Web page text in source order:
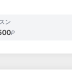
ン
P